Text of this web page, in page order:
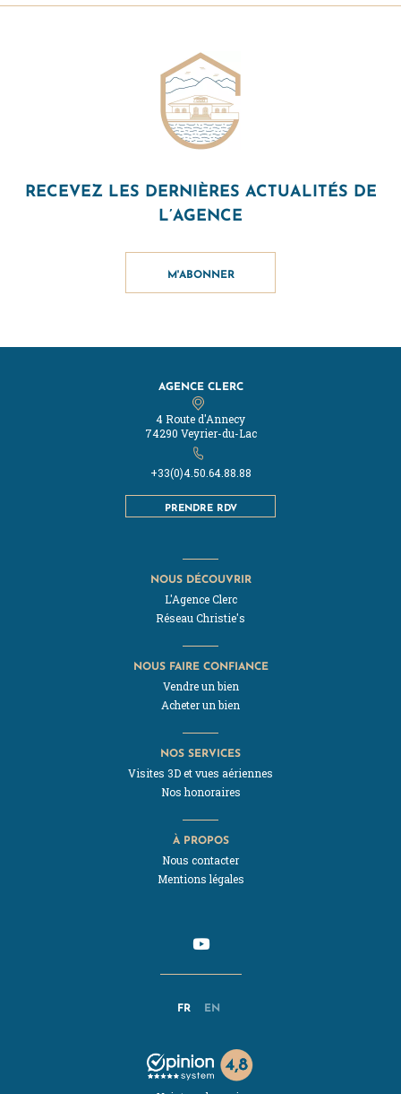
RECEVEZ LES DERNIÈRES ACTUALITÉS DE
L’AGENCE
M'ABONNER
AGENCE CLERC
4 Route d'Annecy
74290 Veyrier-du-Lac
+33(0)4.50.64.88.88
PRENDRE RDV
FR EN
NOUS DÉCOUVRIR
L'Agence Clerc
Réseau Christie's
NOUS FAIRE CONFIANCE
Vendre un bien
Acheter un bien
NOS SERVICES
Visites 3D et vues aériennes
Nos honoraires
À PROPOS
Nous contacter
Mentions légales